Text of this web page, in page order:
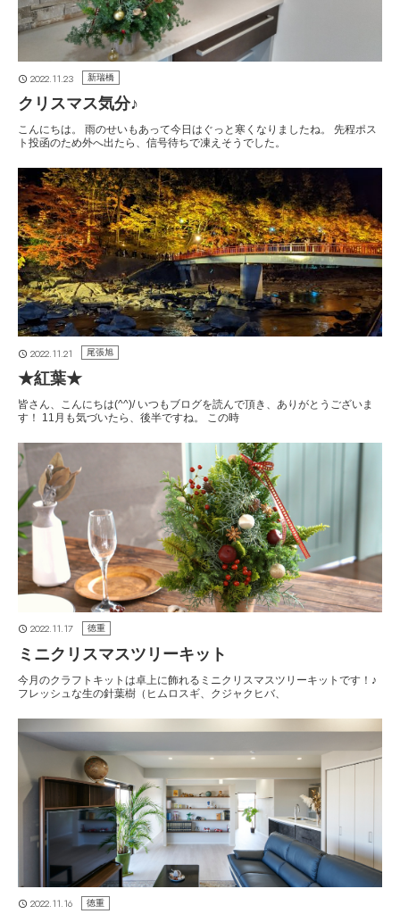
2022.11.23 新瑞橋
クリスマス気分♪
こんにちは。 雨のせいもあって今日はぐっと寒くなりましたね。 先程ポス
ト投函のため外へ出たら、信号待ちで凍えそうでした。
2022.11.21 尾張旭
★紅葉★
皆さん、こんにちは(^^)/ いつもブログを読んで頂き、ありがとうございま
す！ 11月も気づいたら、後半ですね。 この時
2022.11.17 徳重
ミニクリスマスツリーキット
今月のクラフトキットは卓上に飾れるミニクリスマスツリーキットです！♪
フレッシュな生の針葉樹（ヒムロスギ、クジャクヒバ、
2022.11.16 徳重